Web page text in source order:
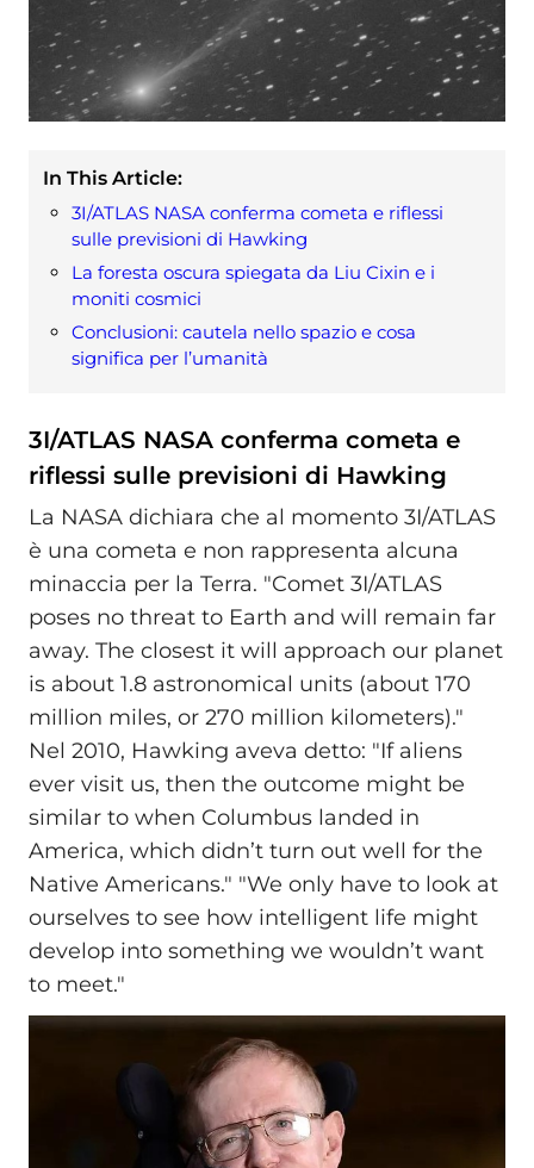
In This Article:
3I/ATLAS NASA conferma cometa e riflessi
sulle previsioni di Hawking
La foresta oscura spiegata da Liu Cixin e i
moniti cosmici
Conclusioni: cautela nello spazio e cosa
significa per l’umanità
3I/ATLAS NASA conferma cometa e
riflessi sulle previsioni di Hawking
La NASA dichiara che al momento 3I/ATLAS
è una cometa e non rappresenta alcuna
minaccia per la Terra. "Comet 3I/ATLAS
poses no threat to Earth and will remain far
away. The closest it will approach our planet
is about 1.8 astronomical units (about 170
million miles, or 270 million kilometers)."
Nel 2010, Hawking aveva detto: "If aliens
ever visit us, then the outcome might be
similar to when Columbus landed in
America, which didn’t turn out well for the
Native Americans." "We only have to look at
ourselves to see how intelligent life might
develop into something we wouldn’t want
to meet."